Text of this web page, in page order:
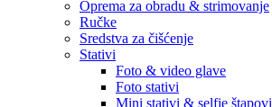
Oprema za obradu & strimovanje
Ručke
Sredstva za čišćenje
Stativi
Foto & video glave
Foto stativi
Mini stativi & selfie štapovi